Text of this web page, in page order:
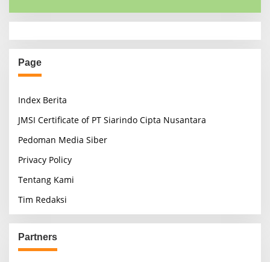
Page
Index Berita
JMSI Certificate of PT Siarindo Cipta Nusantara
Pedoman Media Siber
Privacy Policy
Tentang Kami
Tim Redaksi
Partners